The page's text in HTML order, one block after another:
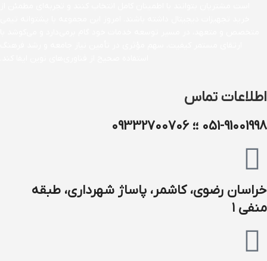
اطلاعات تماس
051-91001998 ؛؛ 09332700706
خراسان رضوی، کاشمر، پاساژ شهرداری، طبقه
منفی ۱